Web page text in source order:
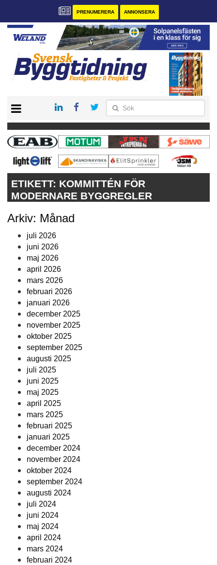
PRENUMERERA ANNONSERA
PRENUMERERA
VÅRA ANDRA MAGASIN
ANNONSERA
ETIKETT: KOMMITTÉN FÖR
MODERNARE BYGGREGLER
Arkiv: Månad
juli 2026
juni 2026
maj 2026
april 2026
mars 2026
februari 2026
januari 2026
december 2025
november 2025
oktober 2025
september 2025
augusti 2025
juli 2025
juni 2025
maj 2025
april 2025
mars 2025
februari 2025
januari 2025
december 2024
november 2024
oktober 2024
september 2024
augusti 2024
juli 2024
juni 2024
maj 2024
april 2024
mars 2024
februari 2024